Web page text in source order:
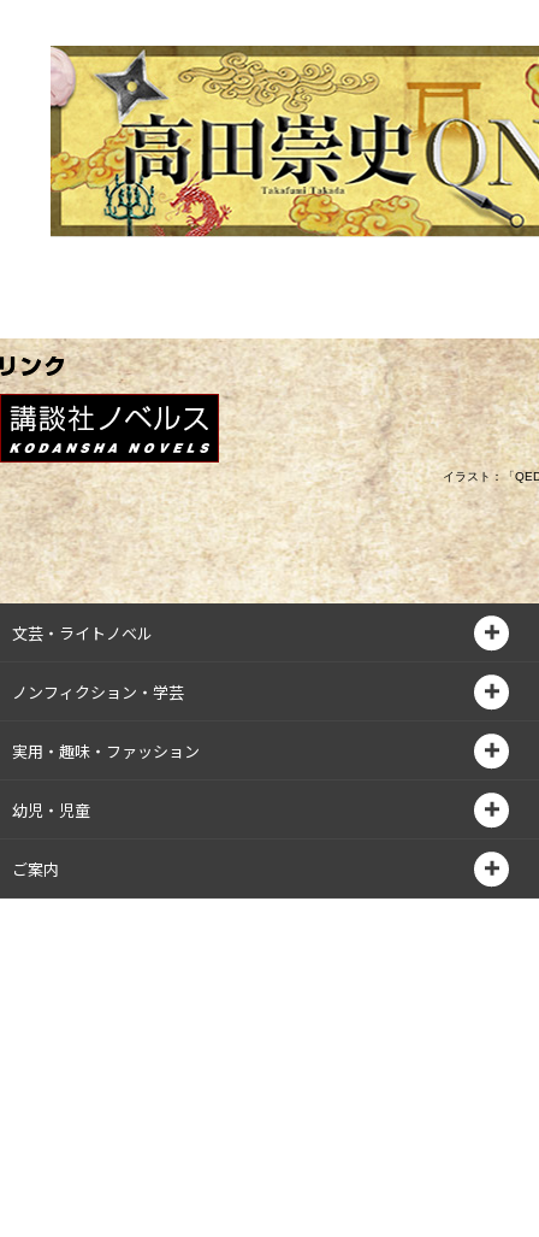
イラスト：「
文芸・ライトノベル
ノンフィクション・学芸
実用・趣味・ファッション
幼児・児童
ご案内